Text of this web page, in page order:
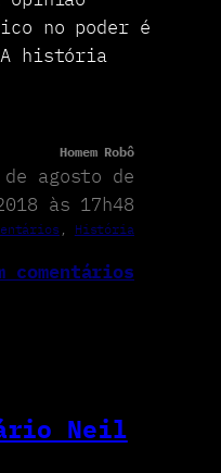
no poder é
A história
Homem Robô
agosto de
às 17h48
, História
comentários
Neil